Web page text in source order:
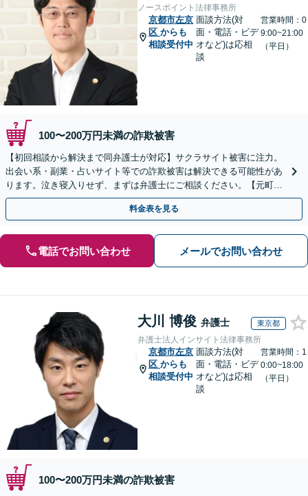
ノースポイント法律事務所
京都市左京
区 からも
相談受付中
面談方法(対
面・電話・ビデ
オなど)は応相
談
営業時間：0
9:00~21:00
（平日）
100〜200万円未満の詐欺被害
【初回相談から解決まで同弁護士が対応】サクラサイト被害に注力。
出会い系・副業・占いサイト等での詐欺被害は解決できる可能性があ
ります。泣き寝入りせず、まずは弁護士にご相談ください。【元町駅
1分・土日夜間の相談歓迎】
料金表を見る
電話でお問い合わせ メールでお問い合わせ
大川 博俊 弁護士 東京都
弁護士法人インサイト法律事務所
京都市左京
区 からも
相談受付中
面談方法(対
面・電話・ビデ
オなど)は応相
談
営業時間：1
0:00~18:00
（平日）
100〜200万円未満の詐欺被害